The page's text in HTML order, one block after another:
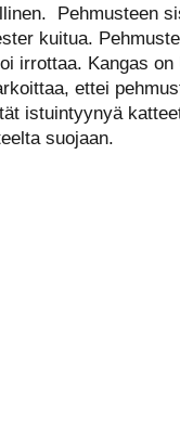
Pehmusteen
kuitua.
irrottaa. Kangas on
ettei
istuintyynyä
suojaan.